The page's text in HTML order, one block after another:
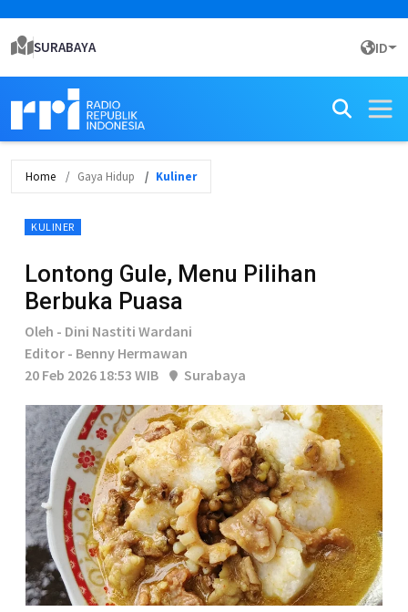
SURABAYA ID
Home Gaya Hidup Kuliner
KULINER
Lontong Gule, Menu Pilihan
Berbuka Puasa
Oleh - Dini Nastiti Wardani
Editor - Benny Hermawan
20 Feb 2026 18:53 WIB
Surabaya